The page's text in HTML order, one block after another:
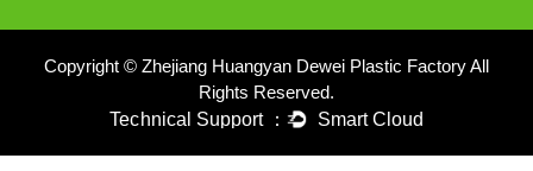
Copyright © Zhejiang Huangyan Dewei Plastic Factory All
Rights Reserved.